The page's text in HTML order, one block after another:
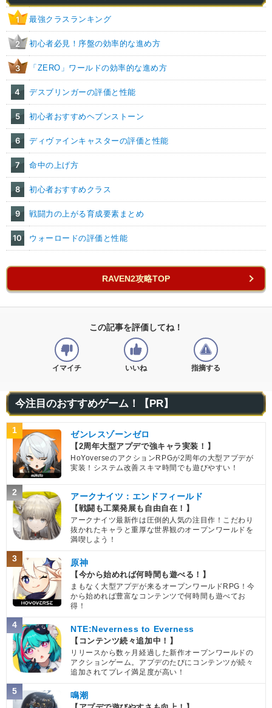
1 最強クラスランキング
2 初心者必見！序盤の効率的な進め方
3 「ZERO」ワールドの効率的な進め方
4 デスブリンガーの評価と性能
5 初心者おすすめヘブンストーン
6 ディヴァインキャスターの評価と性能
7 命中の上げ方
8 初心者おすすめクラス
9 戦闘力の上がる育成要素まとめ
10 ウォーロードの評価と性能
RAVEN2攻略TOP
この記事を評価してね！
イマイチ いいね 指摘する
今注目のおすすめゲーム！【PR】
1 ゼンレスゾーンゼロ
【2周年大型アプデで強キャラ実装！】
HoYoverseのアクションRPGが2周年の大型アプデが
実装！システム改善スキマ時間でも遊びやすい！
2 アークナイツ：エンドフィールド
【戦闘も工業発展も自由自在！】
アークナイツ最新作は圧倒的人気の注目作！こだわり
抜かれたキャラと重厚な世界観のオープンワールドを
満喫しよう！
3 原神
【今から始めれば何時間も遊べる！】
まもなく大型アプデが来るオープンワールドRPG！今
から始めれば豊富なコンテンツで何時間も遊べてお
得！
4 NTE:Neverness to Everness
【コンテンツ続々追加中！】
リリースから数ヶ月経過した新作オープンワールドの
アクションゲーム。アプデのたびにコンテンツが続々
追加されてプレイ満足度が高い！
5 鳴潮